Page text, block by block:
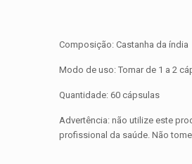
Composição: Castanha da índia
Modo de uso: Tomar de 1 a 2
Quantidade: 60 cápsulas
Advertência: não utilize este
profissional da saúde. Não